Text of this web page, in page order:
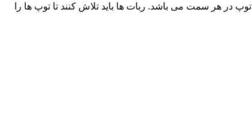
مسابقه بین دو تیم که هر تیم می تواند حداکثر دو ربات داشته باشد انجام می شود. هشت توپ در زمین مسابقه وجود دارد. در ابتدای مسابقه ۴ توپ در هر سمت می باشد. ربات ها باید تلاش کنند تا توپ ها را